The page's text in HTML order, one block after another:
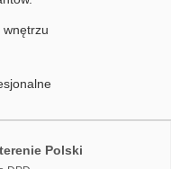
wnętrzu
Polski